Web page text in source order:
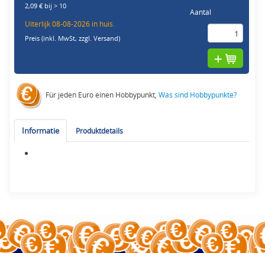
2,09 € bij > 10
Uiterlijk 08-08-2026 in huis.
Preis (inkl. MwSt,zzgl. Versand)
Aantal
Für jeden Euro einen Hobbypunkt,Was sind Hobbypunkte?
Informatie Produktdetails